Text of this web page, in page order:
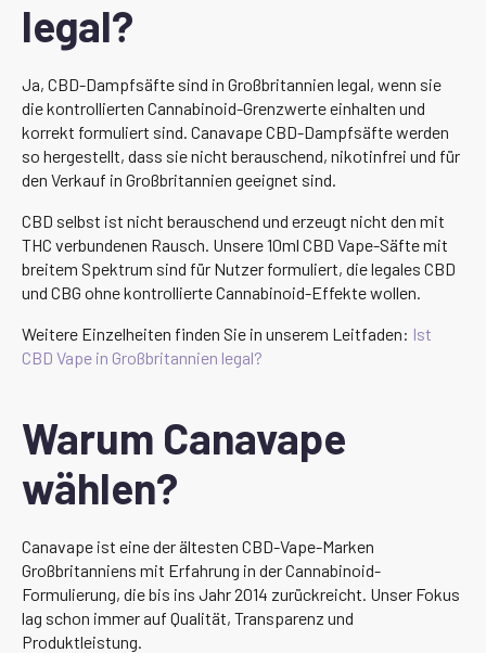
legal?
Ja, CBD-Dampfsäfte sind in Großbritannien legal, wenn sie
die kontrollierten Cannabinoid-Grenzwerte einhalten und
korrekt formuliert sind. Canavape CBD-Dampfsäfte werden
so hergestellt, dass sie nicht berauschend, nikotinfrei und für
den Verkauf in Großbritannien geeignet sind.
CBD selbst ist nicht berauschend und erzeugt nicht den mit
THC verbundenen Rausch. Unsere 10ml CBD Vape-Säfte mit
breitem Spektrum sind für Nutzer formuliert, die legales CBD
und CBG ohne kontrollierte Cannabinoid-Effekte wollen.
Weitere Einzelheiten finden Sie in unserem Leitfaden: Ist
CBD Vape in Großbritannien legal?
Warum Canavape
wählen?
Canavape ist eine der ältesten CBD-Vape-Marken
Großbritanniens mit Erfahrung in der Cannabinoid-
Formulierung, die bis ins Jahr 2014 zurückreicht. Unser Fokus
lag schon immer auf Qualität, Transparenz und
Produktleistung.